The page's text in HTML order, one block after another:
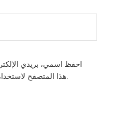
احفظ اسمي، بريدي